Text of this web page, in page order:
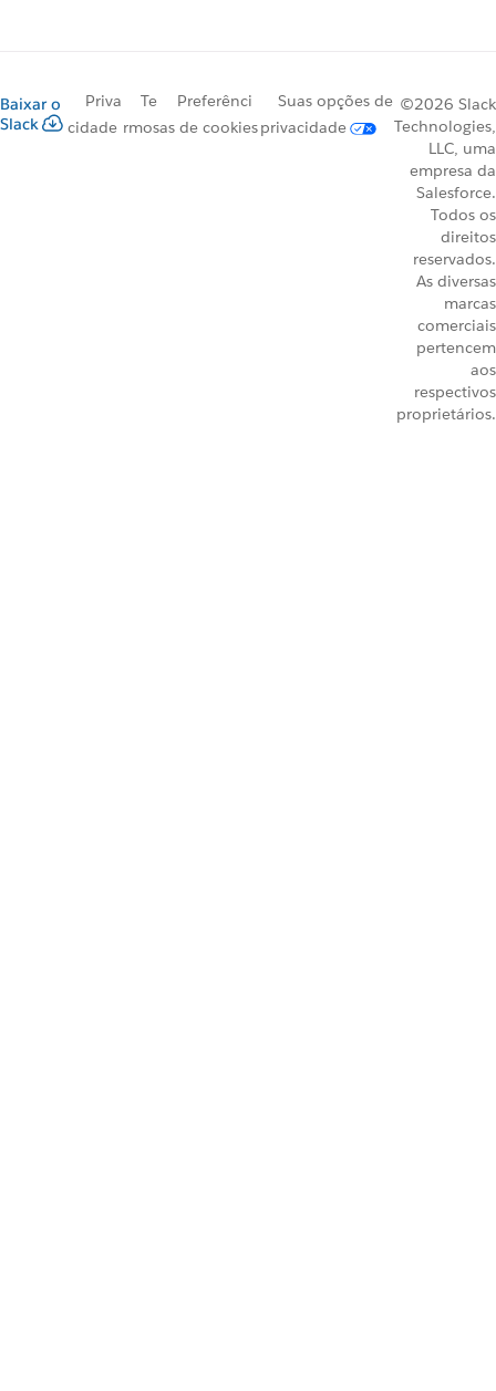
Baixar o
Slack
Priva
cidade
Te
rmos
Preferênci
as de cookies
Suas opções de
privacidade
©2026 Slack
Technologies,
LLC, uma
empresa da
Salesforce.
Todos os
direitos
reservados.
As diversas
marcas
comerciais
pertencem
aos
respectivos
proprietários.